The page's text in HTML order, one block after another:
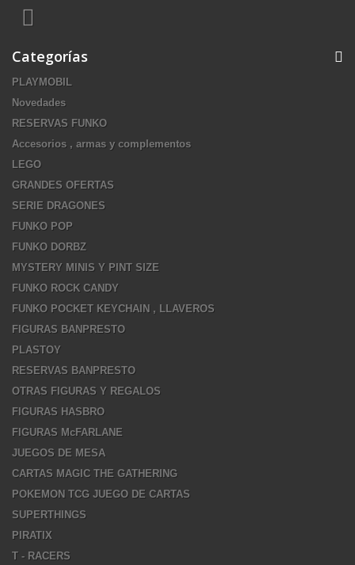
Categorías
PLAYMOBIL
Novedades
RESERVAS FUNKO
Accesorios , armas y complementos
LEGO
GRANDES OFERTAS
SERIE DRAGONES
FUNKO POP
FUNKO DORBZ
MYSTERY MINIS Y PINT SIZE
FUNKO ROCK CANDY
FUNKO POCKET KEYCHAIN , LLAVEROS
FIGURAS BANPRESTO
PLASTOY
RESERVAS BANPRESTO
OTRAS FIGURAS Y REGALOS
FIGURAS HASBRO
FIGURAS McFARLANE
JUEGOS DE MESA
CARTAS MAGIC THE GATHERING
POKEMON TCG JUEGO DE CARTAS
SUPERTHINGS
PIRATIX
T - RACERS